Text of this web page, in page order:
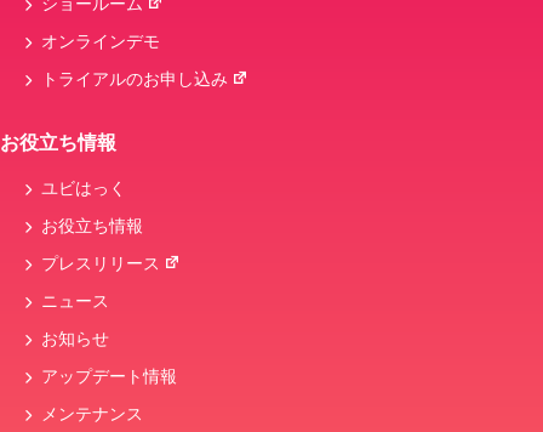
オンラインデモ
トライアルのお申し込み
お役立ち情報
ユビはっく
お役立ち情報
プレスリリース
ニュース
お知らせ
アップデート情報
メンテナンス